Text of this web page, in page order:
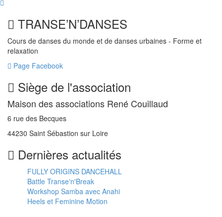
TRANSE’N’DANSES
Cours de danses du monde et de danses urbaines - Forme et
relaxation
Page Facebook
Siège de l'association
Maison des associations René Couillaud
6 rue des Becques
44230 Saint Sébastion sur Loire
Dernières actualités
FULLY ORIGINS DANCEHALL
Battle Transe'n'Break
Workshop Samba avec Anahi
Heels et Feminine Motion